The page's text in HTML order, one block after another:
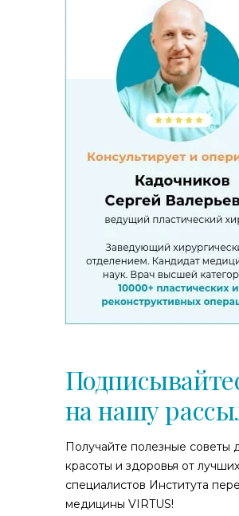
на нашу
Получайте полезные советы
красоты и здоровья от лучших
специалистов Института
медицины VIRTUS!